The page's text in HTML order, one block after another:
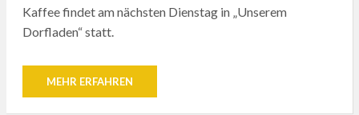
Kaffee findet am nächsten Dienstag in „Unserem
Dorfladen“ statt.
MEHR ERFAHREN